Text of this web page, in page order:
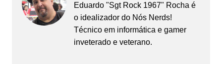
Eduardo "Sgt Rock 1967" Rocha é
o idealizador do Nós Nerds!
Técnico em informática e gamer
inveterado e veterano.